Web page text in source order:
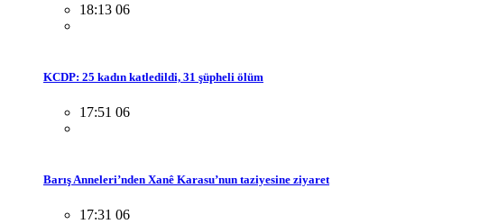
18:13 06
KCDP: 25 kadın katledildi, 31 şüpheli ölüm
17:51 06
Barış Anneleri’nden Xanê Karasu’nun taziyesine ziyaret
17:31 06